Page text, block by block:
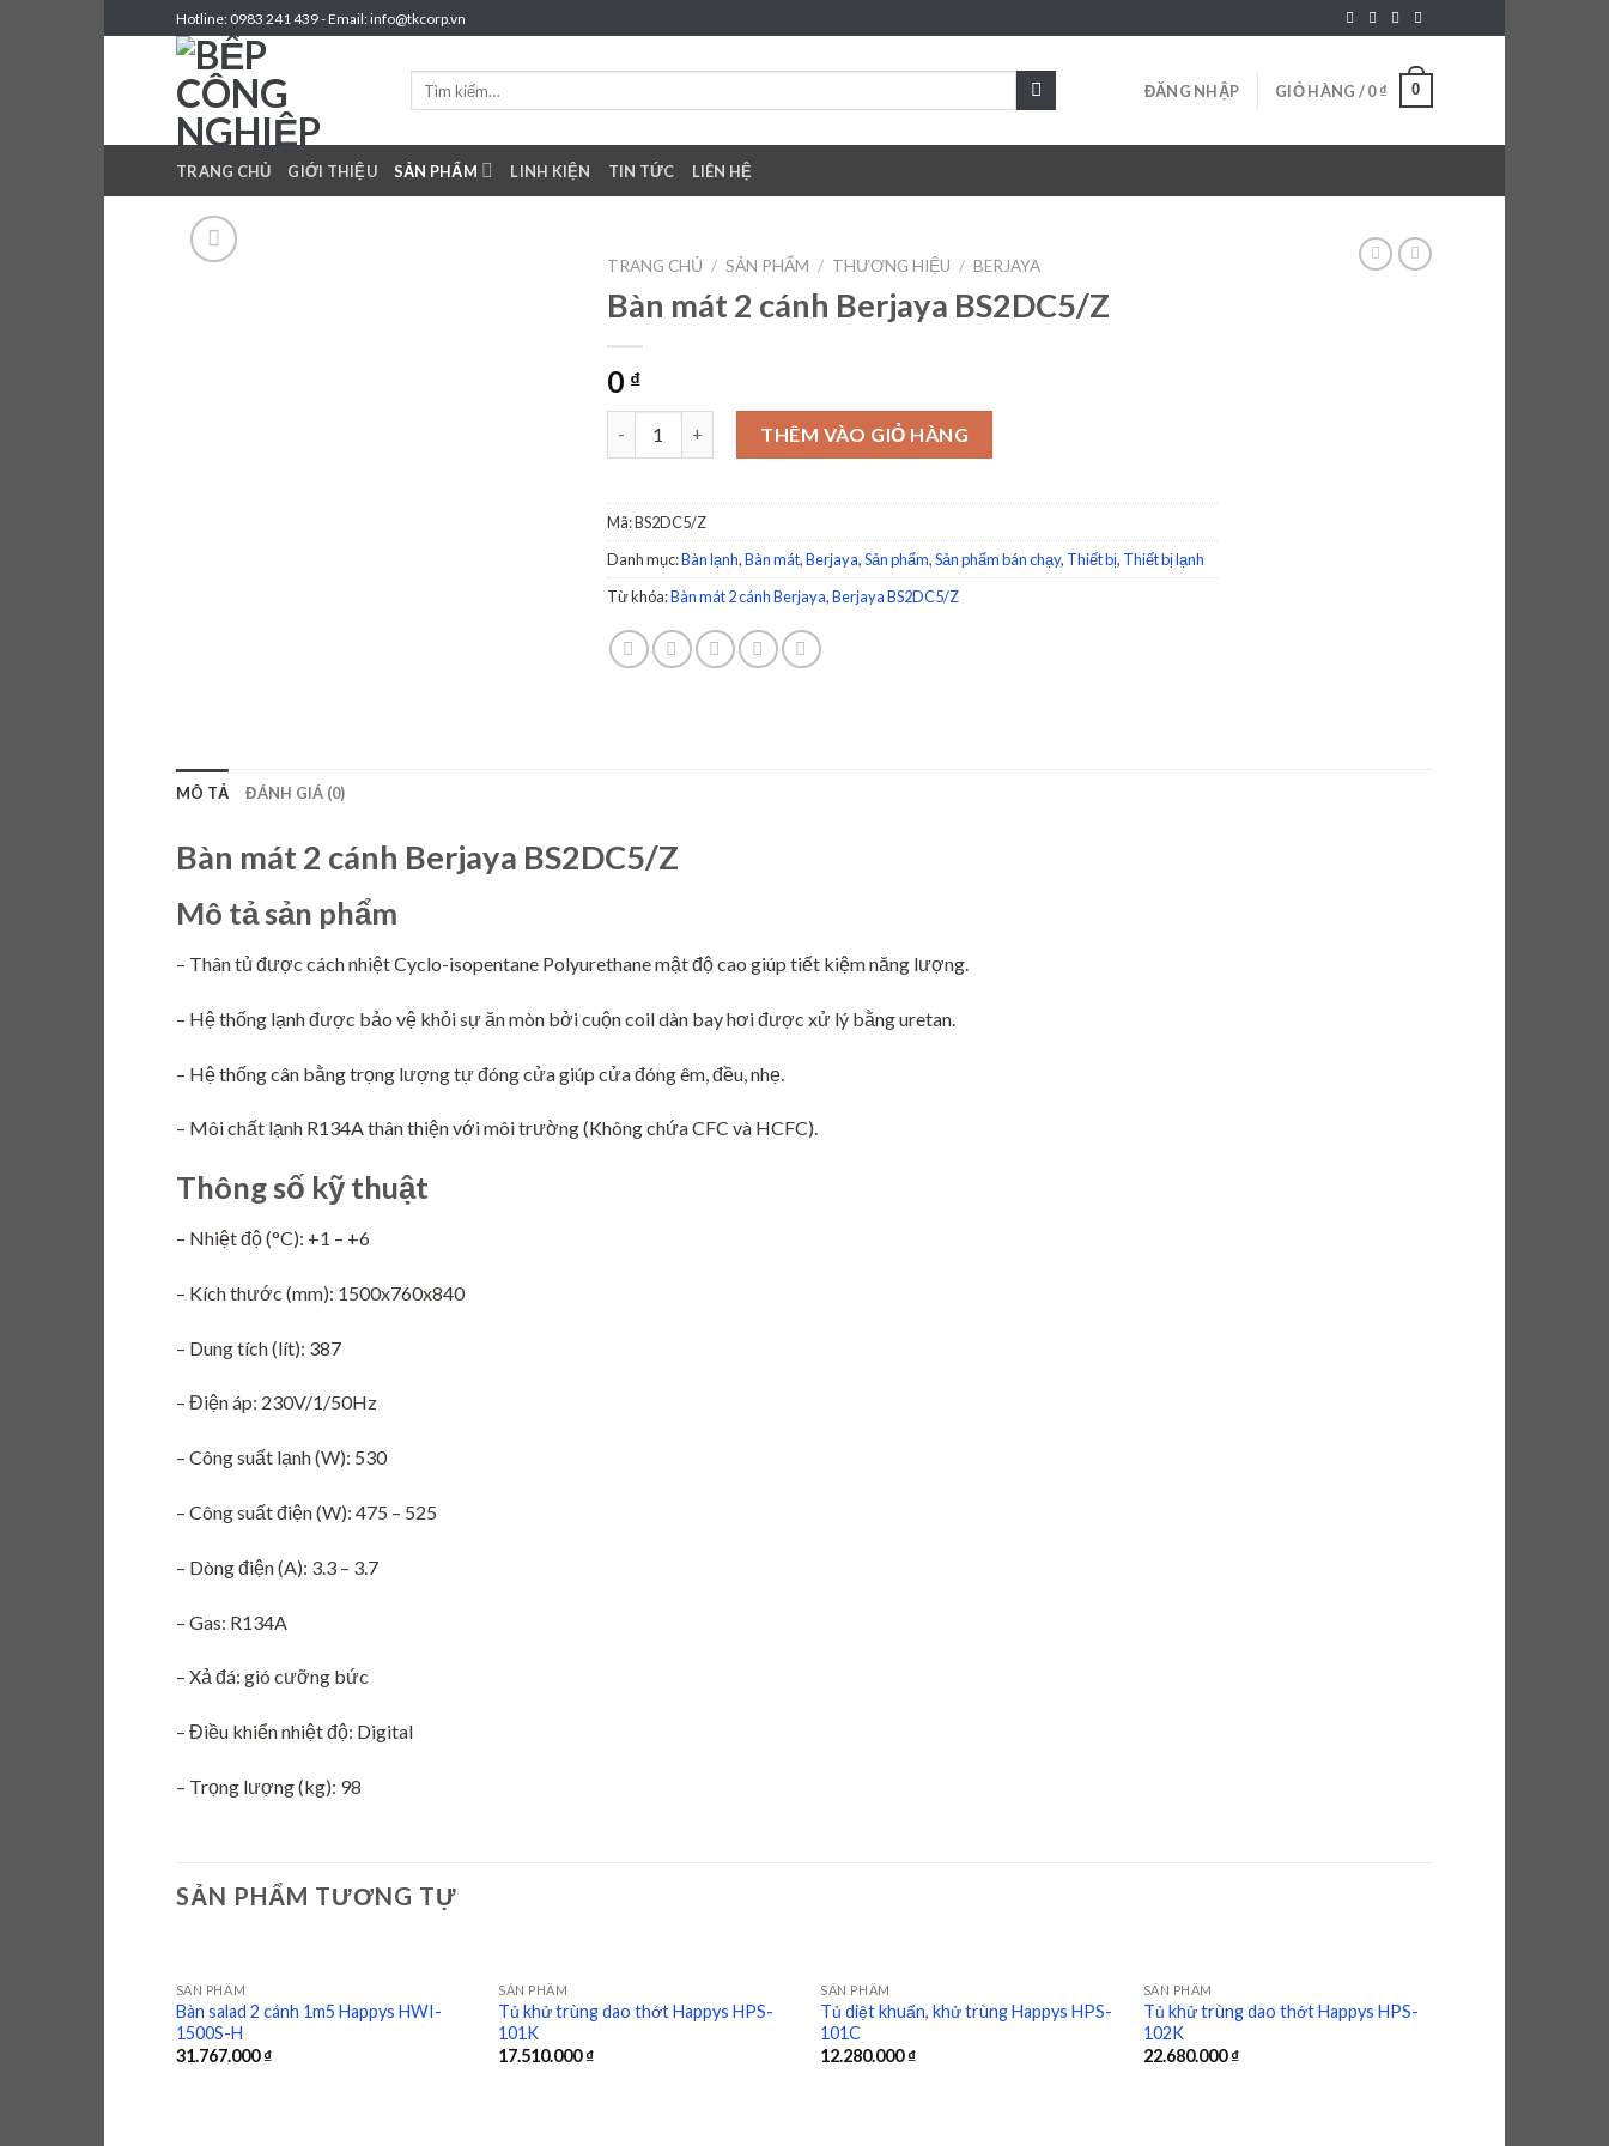
to
Hotline: 0983 241 439 - Email: info@tkcorp.vn
ĐĂNG NHẬP GIỎ HÀNG /0₫ 0
TRANG CHỦ GIỚI THIỆU SẢN PHẨM LINH KIỆN TIN TỨC LIÊN HỆ
TRANG CHỦ / SẢN PHẨM / THƯƠNG HIỆU / BERJAYA
Bàn mát 2 cánh Berjaya BS2DC5/Z
0 ₫
Bàn mát 2 cánh Berjaya BS2DC5/Z số lượng
THÊM VÀO GIỎ HÀNG
Mã:BS2DC5/Z
Danh mục:Bàn lạnh,Bàn mát,Berjaya,Sản phẩm,Sản phẩm bán chạy, Thiết bị, Thiết bị lạnh
Từ khóa:Bàn mát 2 cánh Berjaya,Berjaya BS2DC5/Z
MÔ TẢ ĐÁNH GIÁ (0)
Bàn mát 2 cánh Berjaya BS2DC5/Z
Mô tả sản phẩm
– Thân tủ được cách nhiệt Cyclo-isopentane Polyurethane mật độ cao giúp tiết kiệm năng lượng.
– Hệ thống lạnh được bảo vệ khỏi sự ăn mòn bởi cuộn coil dàn bay hơi được xử lý bằng uretan.
– Hệ thống cân bằng trọng lượng tự đóng cửa giúp cửa đóng êm, đều, nhẹ.
– Môi chất lạnh R134A thân thiện với môi trường (Không chứa CFC và HCFC).
Thông số kỹ thuật
– Nhiệt độ (°C): +1 – +6
– Kích thước (mm): 1500x760x840
– Dung tích (lít): 387
– Điện áp: 230V/1/50Hz
– Công suất lạnh (W): 530
– Công suất điện (W): 475 – 525
– Dòng điện (A): 3.3 – 3.7
– Gas: R134A
– Xả đá: gió cưỡng bức
– Điều khiển nhiệt độ: Digital
– Trọng lượng (kg): 98
SẢN PHẨM TƯƠNG TỰ
SẢN PHẨM
Bàn salad 2 cánh 1m5 Happys HWI-
1500S-H
31.767.000₫
SẢN PHẨM
Tủ khử trùng dao thớt Happys HPS-
101K
17.510.000₫
SẢN PHẨM
Tủ diệt khuẩn, khử trùng Happys HPS-
101C
12.280.000₫
SẢN PHẨM
Tủ khử trùng dao thớt Happys HPS-
102K
22.680.000₫